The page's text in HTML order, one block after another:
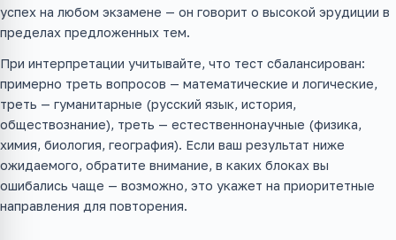
успех на любом экзамене — он говорит о высокой эрудиции в
пределах предложенных тем.
При интерпретации учитывайте, что тест сбалансирован:
примерно треть вопросов — математические и логические,
треть — гуманитарные (русский язык, история,
обществознание), треть — естественнонаучные (физика,
химия, биология, география). Если ваш результат ниже
ожидаемого, обратите внимание, в каких блоках вы
ошибались чаще — возможно, это укажет на приоритетные
направления для повторения.